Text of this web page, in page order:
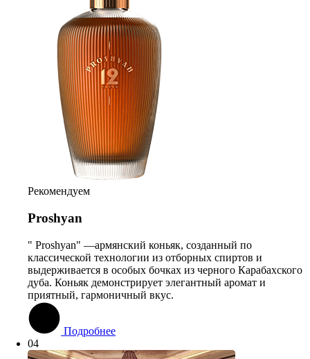
Рекомендуем
Proshyan
" Proshyan" —армянский коньяк, созданный по
классической технологии из отборных спиртов и
выдерживается в особых бочках из черного Карабахского
дуба. Коньяк демонстрирует элегантный аромат и
приятный, гармоничный вкус.
Подробнее
04